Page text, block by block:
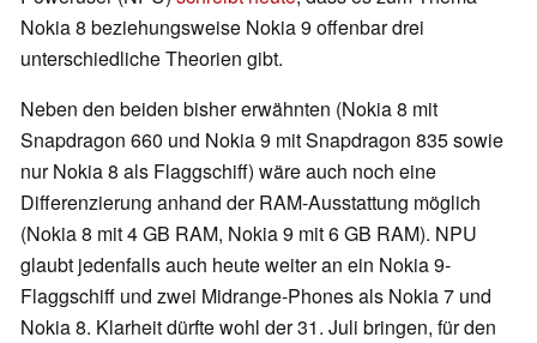
Nokia 8 beziehungsweise Nokia 9 offenbar drei
unterschiedliche Theorien gibt.
Neben den beiden bisher erwähnten (Nokia 8 mit
Snapdragon 660 und Nokia 9 mit Snapdragon 835 sowie
nur Nokia 8 als Flaggschiff) wäre auch noch eine
Differenzierung anhand der RAM-Ausstattung möglich
(Nokia 8 mit 4 GB RAM, Nokia 9 mit 6 GB RAM). NPU
glaubt jedenfalls auch heute weiter an ein Nokia 9-
Flaggschiff und zwei Midrange-Phones als Nokia 7 und
Nokia 8. Klarheit dürfte wohl der 31. Juli bringen, für den